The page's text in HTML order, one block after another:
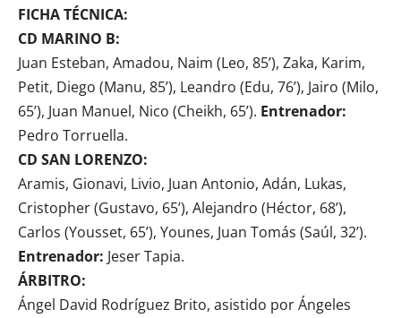
FICHA TÉCNICA:
CD MARINO B:
Juan Esteban, Amadou, Naim (Leo, 85’), Zaka, Karim,
Petit, Diego (Manu, 85’), Leandro (Edu, 76’), Jairo (Milo,
65’), Juan Manuel, Nico (Cheikh, 65’). Entrenador:
Pedro Torruella.
CD SAN LORENZO:
Aramis, Gionavi, Livio, Juan Antonio, Adán, Lukas,
Cristopher (Gustavo, 65’), Alejandro (Héctor, 68’),
Carlos (Yousset, 65’), Younes, Juan Tomás (Saúl, 32’).
Entrenador: Jeser Tapia.
ÁRBITRO:
Ángel David Rodríguez Brito, asistido por Ángeles